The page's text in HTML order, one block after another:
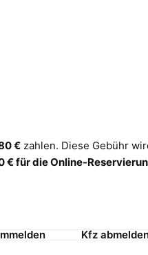
€ zahlen. Diese Gebühr
€ für die Online-
Kfz